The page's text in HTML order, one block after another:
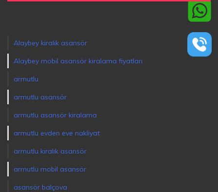
Alaybey kiralık asansör
Alaybey mobil asansör kiralama fiyatları
armutlu
armutlu asansör
armutlu asansör kiralama
armutlu evden eve nakliyat
armutlu kiralık asansör
armutlu mobil asansör
asansör balçova